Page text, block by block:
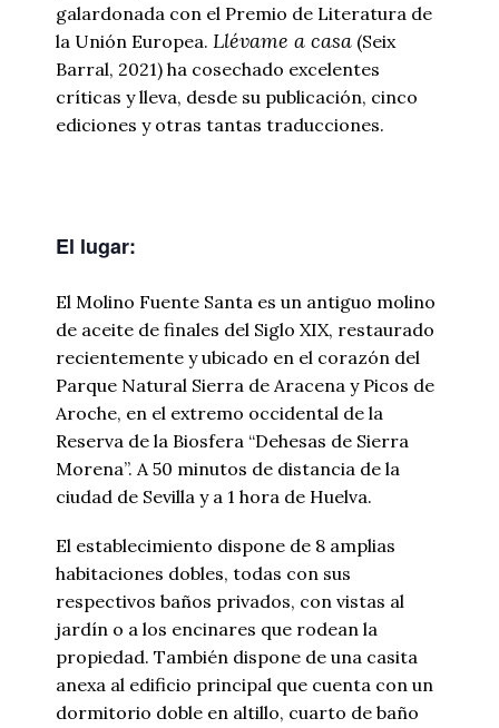
galardonada con el Premio de Literatura de
la Unión Europea. Llévame a casa (Seix
Barral, 2021) ha cosechado excelentes
críticas y lleva, desde su publicación, cinco
ediciones y otras tantas traducciones.
El lugar:
El Molino Fuente Santa es un antiguo molino
de aceite de finales del Siglo XIX, restaurado
recientemente y ubicado en el corazón del
Parque Natural Sierra de Aracena y Picos de
Aroche, en el extremo occidental de la
Reserva de la Biosfera “Dehesas de Sierra
Morena”. A 50 minutos de distancia de la
ciudad de Sevilla y a 1 hora de Huelva.
El establecimiento dispone de 8 amplias
habitaciones dobles, todas con sus
respectivos baños privados, con vistas al
jardín o a los encinares que rodean la
propiedad. También dispone de una casita
anexa al edificio principal que cuenta con un
dormitorio doble en altillo, cuarto de baño